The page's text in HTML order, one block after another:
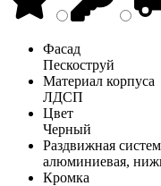
Фасад
Пескоструй
Материал корпуса
ЛДСП
Цвет
Черный
Раздвижная
алюминиевая,
Кромка